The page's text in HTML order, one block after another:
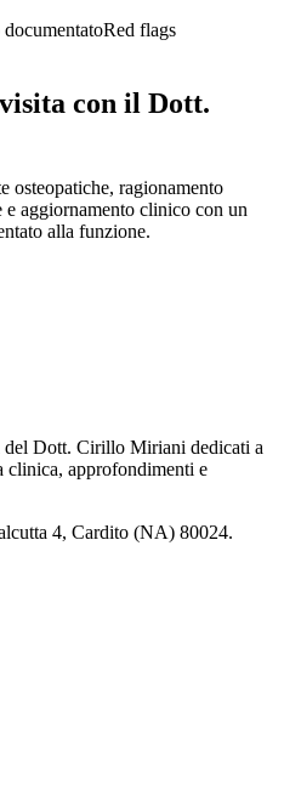
Red flags
con il Dott.
osteopatiche, ragionamento
e aggiornamento clinico con un
alla funzione.
del Dott. Cirillo Miriani dedicati a
clinica, approfondimenti e
4, Cardito (NA) 80024.